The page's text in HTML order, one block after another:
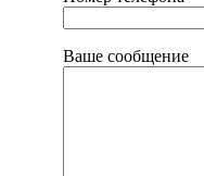
Ваше сообщение